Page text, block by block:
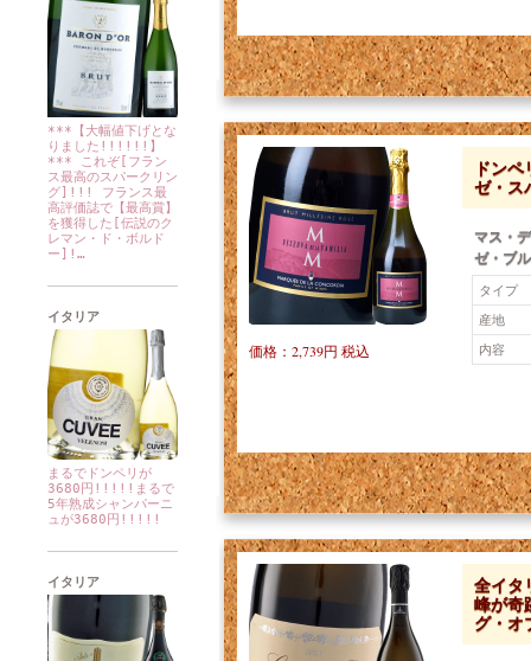
***【大幅値下げとな
りました!!!!!!】
*** これぞ[フラン
ス最高のスパークリン
グ]!!! フランス最
高評価誌で【最高賞】
を獲得した[伝説のク
レマン・ド・ボルド
ー]!…
イタリア
まるでドンペリが
3680円!!!!!まるで
5年熟成シャンパーニ
ュが3680円!!!!!
イタリア
ドン
ゼ・ス
マス・
ゼ・ブ
タイプ
産地
内容
価格：2,739円 税込
全イタ
峰が奇
グ・